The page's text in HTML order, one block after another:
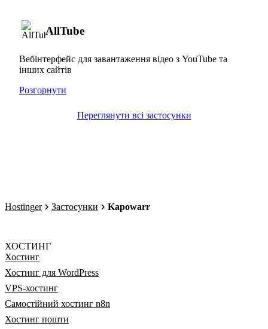
AllTube
Вебінтерфейс для завантаження відео з YouTube та
інших сайтів
Розгорнути
Переглянути всі застосунки
Hostinger Застосунки Kapowarr
ХОСТИНГ
Хостинг
Хостинг для WordPress
VPS-хостинг
Самостійний хостинг n8n
Хостинг пошти